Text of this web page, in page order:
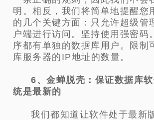
明。相反，我们将简单地提醒您
的几个关键方面：只允许超级管
户端进行访问。坚持使用强密码
序都有单独的数据库用户。限制
库服务器的IP地址的数量。
6、金蝉脱壳：保证数据库
统是最新的
我们都知道让软件处于最新